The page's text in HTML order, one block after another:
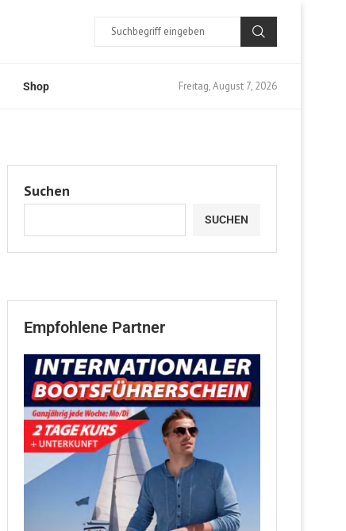
Shop Freitag, August 7, 2026
Suchen
SUCHEN
Empfohlene Partner